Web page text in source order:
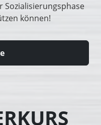
Sozialisierungsphase
können!